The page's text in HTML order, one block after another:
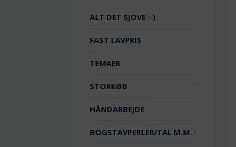
ALT DET SJOVE :-)
FAST LAVPRIS
TEMAER
STORKØB
HÅNDARBEJDE
BOGSTAVPERLER/TAL M.M.